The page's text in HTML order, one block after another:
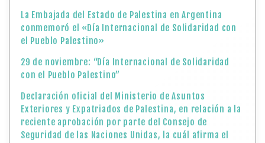
La Embajada del Estado de Palestina en Argentina
conmemoró el «Día Internacional de Solidaridad con
el Pueblo Palestino»
29 de noviembre: “Día Internacional de Solidaridad
con el Pueblo Palestino”
Declaración oficial del Ministerio de Asuntos
Exteriores y Expatriados de Palestina, en relación a la
reciente aprobación por parte del Consejo de
Seguridad de las Naciones Unidas, la cuál afirma el